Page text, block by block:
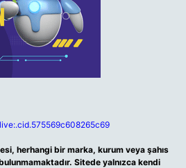
herhangi bir marka, kurum veya şahıs
Sitede yalnızca kendi